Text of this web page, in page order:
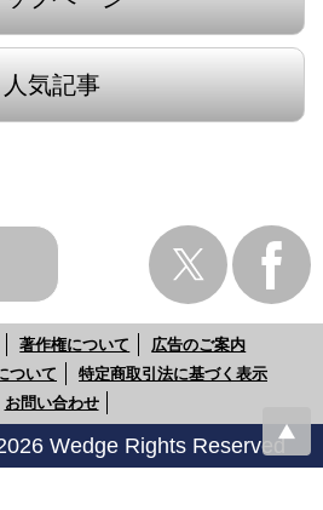
人気記事
著作権について
広告のご案内
ついて
特定商取引法に基づく表示
お問い合わせ
Wedge Rights Reserved